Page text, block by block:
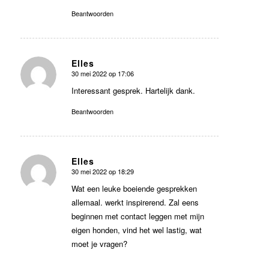
Beantwoorden
Elles
zegt:
30 mei 2022 op 17:06
Interessant gesprek. Hartelijk dank.
Beantwoorden
Elles
zegt:
30 mei 2022 op 18:29
Wat een leuke boeiende gesprekken
allemaal. werkt inspirerend. Zal eens
beginnen met contact leggen met mijn
eigen honden, vind het wel lastig, wat
moet je vragen?